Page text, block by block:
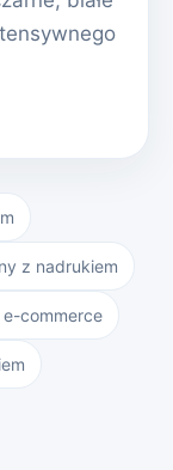
z nadrukiem
commerce